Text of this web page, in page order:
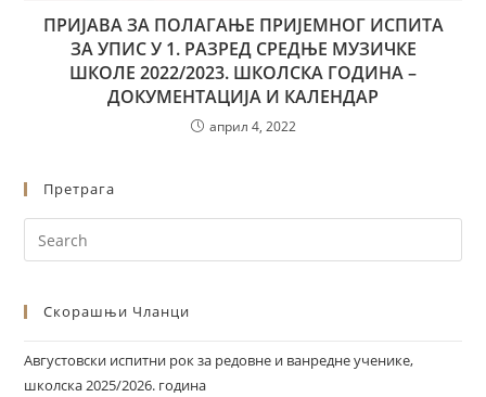
ПРИЈАВА ЗА ПОЛАГАЊЕ ПРИЈЕМНОГ ИСПИТА
ЗА УПИС У 1. РАЗРЕД СРЕДЊЕ МУЗИЧКЕ
ШКОЛЕ 2022/2023. ШКОЛСКА ГОДИНА –
ДОКУМЕНТАЦИЈА И КАЛЕНДАР
април 4, 2022
Претрага
Скорашњи Чланци
Августовски испитни рок за редовне и ванредне ученике,
школска 2025/2026. година